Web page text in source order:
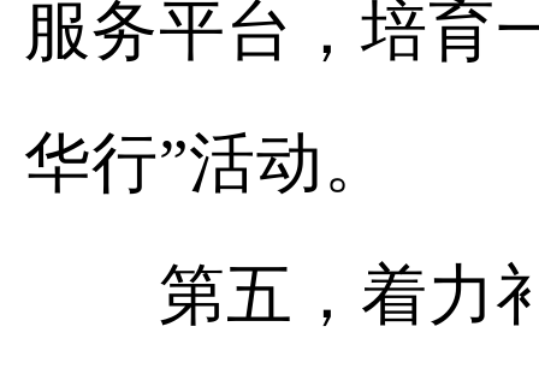
服务平台，培育
华行”活动。
第五，着力补